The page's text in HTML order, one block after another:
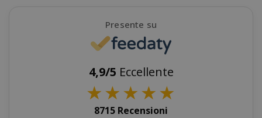
Presente su
4,9/5 Eccellente
★★★★★
8715 Recensioni
mage-cache-sessid